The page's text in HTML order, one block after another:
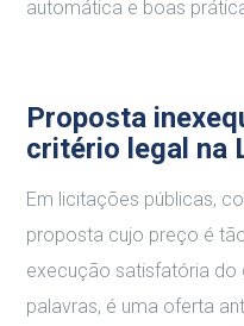
automática e boas
Proposta
critério legal na
Em licitações públicas,
proposta cujo preço é
execução satisfatória do
palavras, é uma oferta